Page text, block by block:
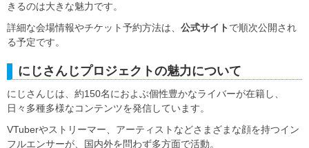
きるのは大きな魅力です。
詳細な会場情報やチケット予約方法は、 公式サイト で順次公開され
る予定です。
にじさんじプロジェクトの魅力について
にじさんじは、約150名におよぶ個性豊かなライバーが在籍し、
日々多種多様なコンテンツを発信しています。
VTuberやストリーマー、アーティストなどさまざまな顔を持つイン
フルエンサーが、国内外を問わず多方面で活動。